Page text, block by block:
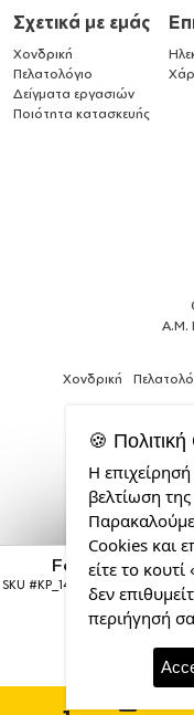
Ford, Κούπα
SKU #KP_14608_11ozcPINK
Σχετικά με εμάς
Χονδρική
Πελατολόγιο
Δείγματα εργασιών
Ποιότητα κατασκευής
Α.Μ.
Χονδρική
🍪
Η
βελτίωση
Cookies και
είτε το
δεν
περιήγησή